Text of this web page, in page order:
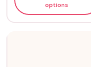
options